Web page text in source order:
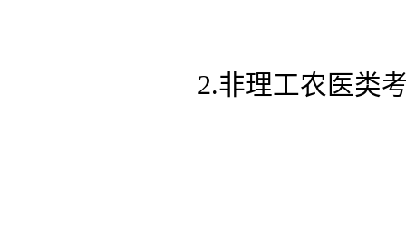
2.非理工农医类